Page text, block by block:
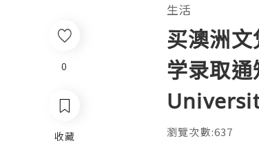
生活
买澳洲
学录取
瀏覽次數:637
0
收藏